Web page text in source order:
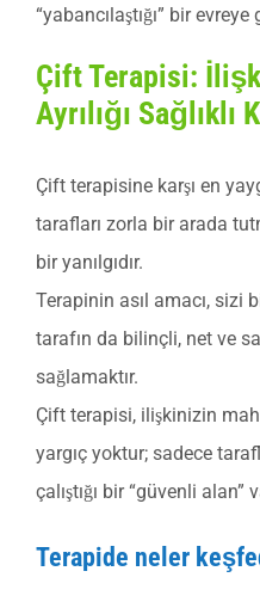
“yabancılaştığı” bir evreye
Çift Terapisi:
Ayrılığı Sağlıklı
Çift terapisine karşı en
tarafları zorla bir arada
bir yanılgıdır.
Terapinin asıl amacı, sizi
tarafın da bilinçli, net ve
sağlamaktır.
Çift terapisi, ilişkinizin
yargıç yoktur; sadece
çalıştığı bir “güvenli alan”
Terapide neler